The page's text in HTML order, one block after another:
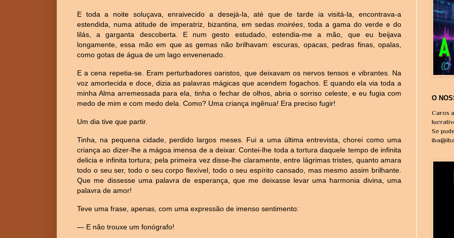
E toda a noite soluçava, enraivecido a desejá-la, até que de tarde ia visitá-la, encontrava-a
estendida, numa atitude de imperatriz, bizantina, em sedas moirées , toda a gama do verde e do
lilás, a garganta descoberta. E num gesto estudado, estendia-me a mão, que eu beijava
longamente, essa mão em que as gemas não brilhavam: escuras, opacas, pedras finas, opalas,
como gotas de água de um lago envenenado.
E a cena repetia-se. Eram perturbadores oaristos, que deixavam os nervos tensos e vibrantes. Na
voz amortecida e doce, dizia as palavras mágicas que acendem fogachos. E quando ela via toda a
minha Alma arremessada para ela, tinha o fechar de olhos, abria o sorriso celeste, e eu fugia com
medo de mim e com medo dela. Como? Uma criança ingênua! Era preciso fugir!
Um dia tive que partir.
Tinha, na pequena cidade, perdido largos meses. Fui a uma última entrevista, chorei como uma
criança ao dizer-lhe a mágoa imensa de a deixar. Contei-lhe toda a tortura daquele tempo de infinita
delicia e infinita tortura; pela primeira vez disse-lhe claramente, entre lágrimas tristes, quanto amara
todo o seu ser, todo o seu corpo flexível, todo o seu espírito cansado, mas mesmo assim brilhante.
Que me dissesse uma palavra de esperança, que me deixasse levar uma harmonia divina, uma
palavra de amor!
Teve uma frase, apenas, com uma expressão de imenso sentimento:
— E não trouxe um fonógrafo!
O
Caros
Se